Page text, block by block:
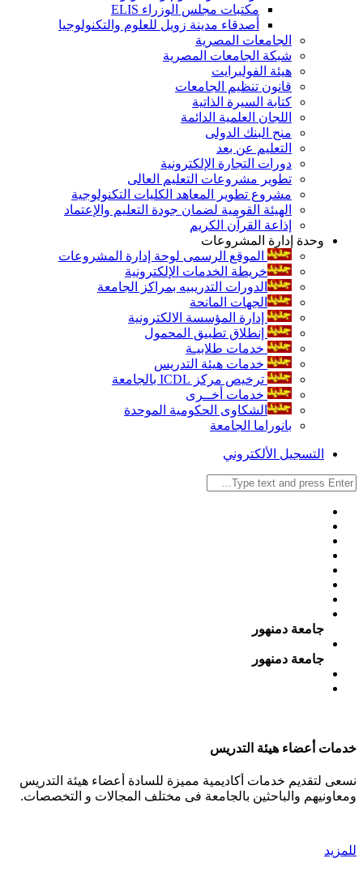
مكتبات مجلس الوزراء ELIS
أصدقاء مدينة زويل للعلوم والتكنولوجيا
الجامعات المصرية
شبكة الجامعات المصرية
هيئة الفولبرايت
قانون تنظيم الجامعات
كتابة السيرة الذاتية
اللجان العلمية الدائمة
منح البنك الدولى
التعليم عن بعد
دورات التجارة الإلكترونية
تطوير مشروعات التعليم العالى
مشروع تطوير المعاهد الكليات التكنولوجية
الهيئة القومية لضمان جودة التعليم والإعتماد
إذاعة القرآن الكريم
وحدة إدارة المشروعات
الموقع الرسمى لوحة إدارة المشروعات
خريطة الخدمات الإلكترونية
الدورات التدريبيه بمراكز الجامعة
الجهات المانحة
إدارة المؤسسة الالكترونية
إنطلاق تطبيق المحمول
خدمات طلابيـة
خدمات هيئة التدريس
ترخيص مركز ICDL بالجامعة
خدمات أخــرى
الشكاوى الحكومية الموحدة
بانوراما الجامعة
التسجيل الألكتروني
جامعة دمنهور
جامعة دمنهور
خدمات أعضاء هيئة التدريس
نسعى لتقديم خدمات أكاديمية مميزة للسادة أعضاء هيئة التدريس
ومعاونيهم والباحثين بالجامعة فى مختلف المجالات و التخصصات.
للمزيد